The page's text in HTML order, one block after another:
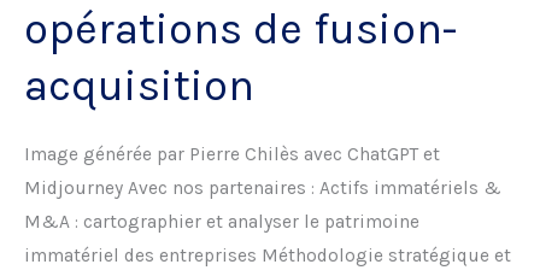
opérations de fusion-
acquisition
Image générée par Pierre Chilès avec ChatGPT et
Midjourney Avec nos partenaires : Actifs immatériels &
M&A : cartographier et analyser le patrimoine
immatériel des entreprises Méthodologie stratégique et